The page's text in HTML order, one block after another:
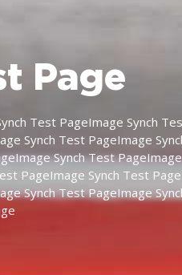
Page
Test PageImage Synch
Synch Test PageImage
Synch Test
PageImage Synch Test
Synch Test PageImage